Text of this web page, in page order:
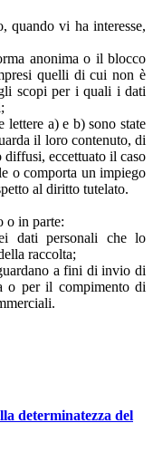
quando vi ha interesse,
anonima o il blocco
quelli di cui non è
scopi per i quali i dati
lettere a) e b) sono state
il loro contenuto, di
eccettuato il caso
o comporta un impiego
al diritto tutelato.
o in parte:
dati personali che lo
raccolta;
a fini di invio di
o per il compimento di
determinatezza del